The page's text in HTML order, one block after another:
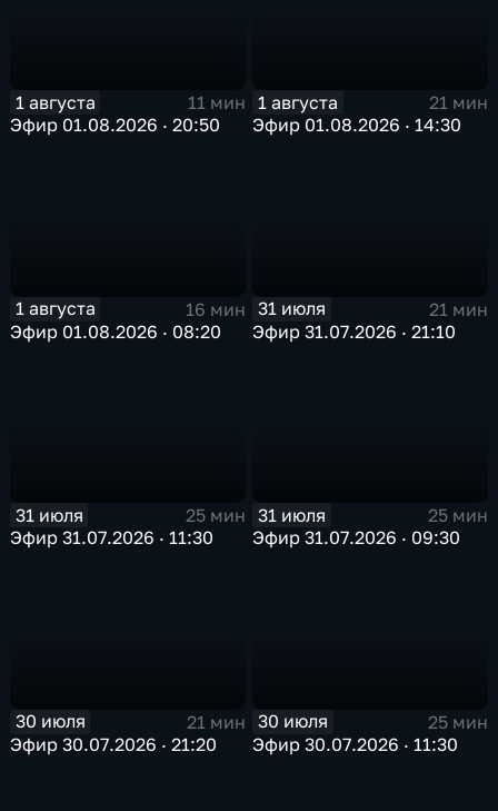
1 августа
11 мин
Эфир 01.08.2026 · 20:50
1 августа
21 мин
Эфир 01.08.2026 · 14:30
1 августа
16 мин
Эфир 01.08.2026 · 08:20
31 июля
21 мин
Эфир 31.07.2026 · 21:10
31 июля
25 мин
Эфир 31.07.2026 · 11:30
31 июля
25 мин
Эфир 31.07.2026 · 09:30
30 июля
21 мин
Эфир 30.07.2026 · 21:20
30 июля
25 мин
Эфир 30.07.2026 · 11:30